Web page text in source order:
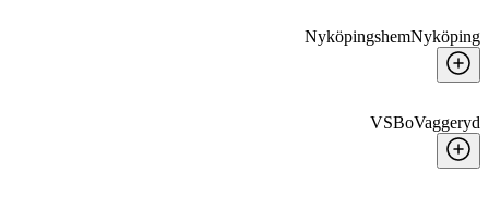
NyköpingshemNyköping
VSBoVaggeryd